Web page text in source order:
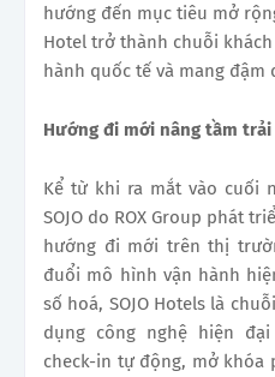
hướng đến mục tiêu mở
Hotel trở thành chuỗi
hành quốc tế và mang đậm
Hướng đi mới nâng tầm
Kể từ khi ra mắt vào cuối
SOJO do ROX Group phát
hướng đi mới trên thị
đuổi mô hình vận hành
số hoá, SOJO Hotels là
dụng công nghệ hiện
check-in tự động, mở khóa